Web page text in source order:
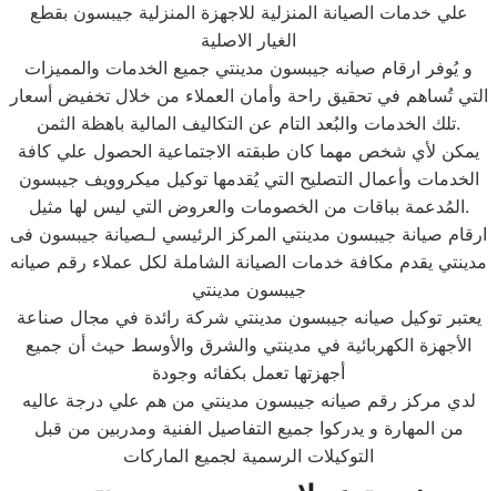
علي خدمات الصيانة المنزلية للاجهزة المنزلية جيبسون بقطع
الغيار الاصلية
و يُوفر ارقام صيانه جيبسون مدينتي جميع الخدمات والمميزات
التي تُساهم في تحقيق راحة وأمان العملاء من خلال تخفيض أسعار
تلك الخدمات والبُعد التام عن التكاليف المالية باهظة الثمن.
يمكن لأي شخص مهما كان طبقته الاجتماعية الحصول علي كافة
الخدمات وأعمال التصليح التي يُقدمها توكيل ميكروويف جيبسون
المُدعمة بباقات من الخصومات والعروض التي ليس لها مثيل.
ارقام صيانة جيبسون مدينتي المركز الرئيسي لـصيانة جيبسون فى
مدينتي يقدم مكافة خدمات الصيانة الشاملة لكل عملاء رقم صيانه
جيبسون مدينتي
يعتبر توكيل صيانه جيبسون مدينتي شركة رائدة في مجال صناعة
الأجهزة الكهربائية في مدينتي والشرق والأوسط حيث أن جميع
أجهزتها تعمل بكفائه وجودة
لدي مركز رقم صيانه جيبسون مدينتي من هم علي درجة عاليه
من المهارة و يدركوا جميع التفاصيل الفنية ومدربين من قبل
التوكيلات الرسمية لجميع الماركات